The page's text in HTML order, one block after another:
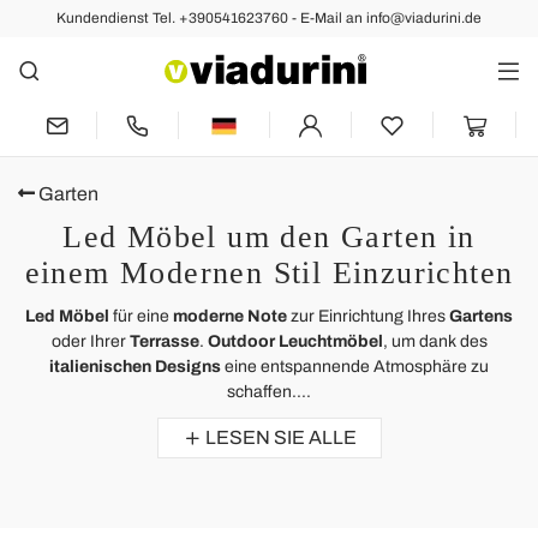
Kundendienst Tel. +390541623760 - E-Mail an info@viadurini.de
Garten
Led Möbel um den Garten in
einem Modernen Stil Einzurichten
Led Möbel für eine moderne Note zur Einrichtung Ihres Gartens
oder Ihrer Terrasse. Outdoor Leuchtmöbel, um dank des
italienischen Designs eine entspannende Atmosphäre zu
schaffen....
LESEN SIE ALLE